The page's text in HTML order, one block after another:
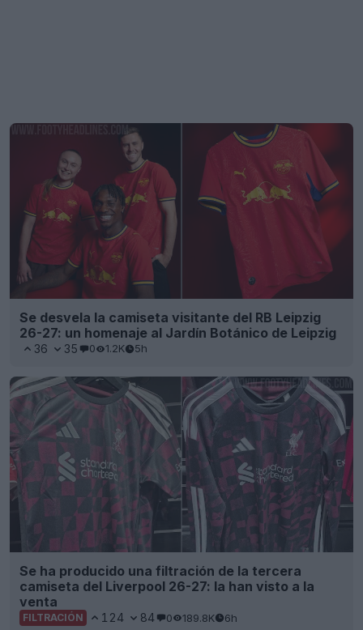
Se desvela la camiseta visitante del RB Leipzig
26-27: un homenaje al Jardín Botánico de Leipzig
36 35 0 1.2K 5h
Se ha producido una filtración de la tercera
camiseta del Liverpool 26-27: la han visto a la
venta
FILTRACIÓN 124 84 0 189.8K 6h